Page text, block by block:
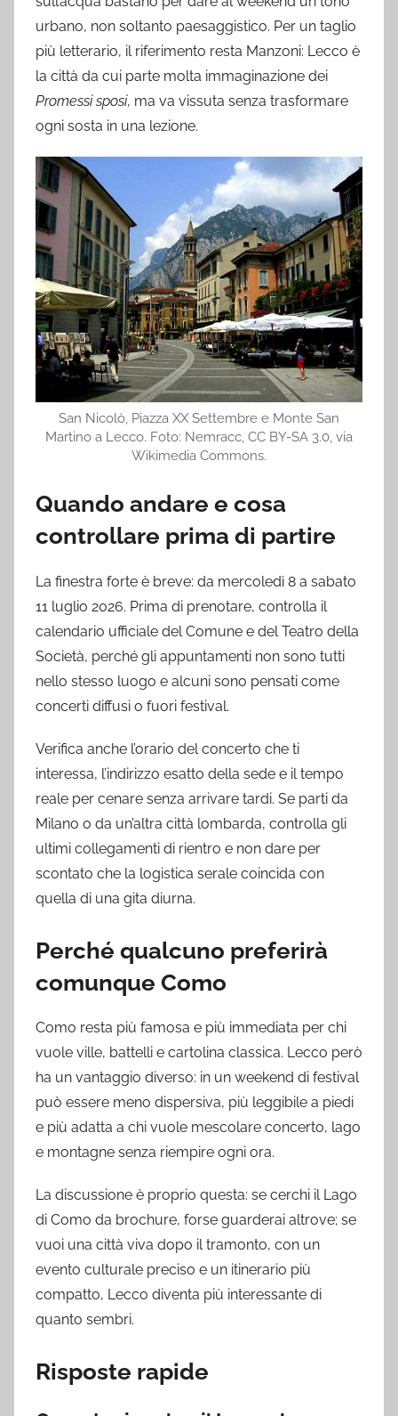
urbano, non soltanto paesaggistico. Per un taglio
più letterario, il riferimento resta Manzoni: Lecco è
la città da cui parte molta immaginazione dei
Promessi sposi, ma va vissuta senza trasformare
ogni sosta in una lezione.
San Nicolò, Piazza XX Settembre e Monte San
Martino a Lecco. Foto: Nemracc, CC BY-SA 3.0, via
Wikimedia Commons.
Quando andare e cosa
controllare prima di partire
La finestra forte è breve: da mercoledì 8 a sabato
11 luglio 2026. Prima di prenotare, controlla il
calendario ufficiale del Comune e del Teatro della
Società, perché gli appuntamenti non sono tutti
nello stesso luogo e alcuni sono pensati come
concerti diffusi o fuori festival.
Verifica anche l’orario del concerto che ti
interessa, l’indirizzo esatto della sede e il tempo
reale per cenare senza arrivare tardi. Se parti da
Milano o da un’altra città lombarda, controlla gli
ultimi collegamenti di rientro e non dare per
scontato che la logistica serale coincida con
quella di una gita diurna.
Perché qualcuno preferirà
comunque Como
Como resta più famosa e più immediata per chi
vuole ville, battelli e cartolina classica. Lecco però
ha un vantaggio diverso: in un weekend di festival
può essere meno dispersiva, più leggibile a piedi
e più adatta a chi vuole mescolare concerto, lago
e montagne senza riempire ogni ora.
La discussione è proprio questa: se cerchi il Lago
di Como da brochure, forse guarderai altrove; se
vuoi una città viva dopo il tramonto, con un
evento culturale preciso e un itinerario più
compatto, Lecco diventa più interessante di
quanto sembri.
Risposte rapide